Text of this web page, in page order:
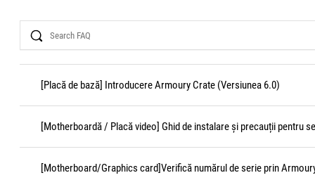
Search
[Placă de bază] Introducere Armoury Crate (Versiunea 6.0)
[Motherboardă / Placă video] Ghid de instalare și precauții pentru
[Motherboard/Graphics card]Verifică numărul de serie prin